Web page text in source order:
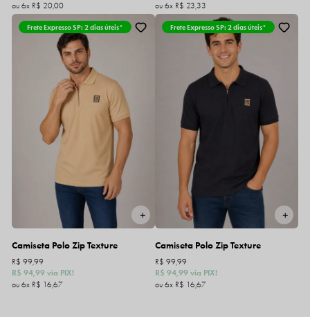
6x R$ 20,00 6x R$ 23,33
Frete Expresso SP: 2 dias úteis*
Camiseta Polo Zip Texture
R$ 94,99 via PIX!
R$ 99,99
6x R$ 16,67
Frete Expresso SP: 2 dias úteis*
Camiseta Polo Zip Texture
R$ 94,99 via PIX!
R$ 99,99
6x R$ 16,67